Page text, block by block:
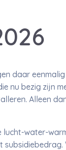
daar
nu bezig zijn
Alleen
lucht-water-